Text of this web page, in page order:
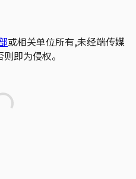
或相关单位所有,未经端传媒
即为侵权。